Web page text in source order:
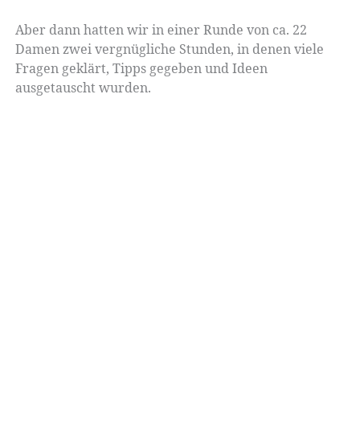
Aber dann hatten wir in einer Runde von ca. 22
Damen zwei vergnügliche Stunden, in denen viele
Fragen geklärt, Tipps gegeben und Ideen
ausgetauscht wurden.